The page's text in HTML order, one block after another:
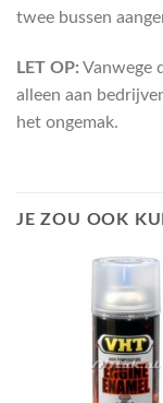
twee bussen
LET OP: Vanwege
alleen aan
het ongemak.
JE ZOU OOK